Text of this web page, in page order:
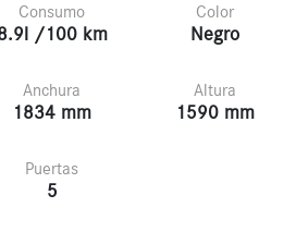
Consumo
/100 km
Color
Negro
Anchura
1834 mm
Altura
1590 mm
Puertas
5